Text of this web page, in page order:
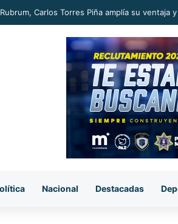
Carlos Torres Piña amplía su
Nacional Destacadas